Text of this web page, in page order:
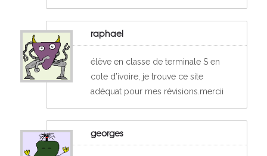
raphael
élève en classe de terminale S en
cote d’ivoire, je trouve ce site
adéquat pour mes révisions.mercii
georges